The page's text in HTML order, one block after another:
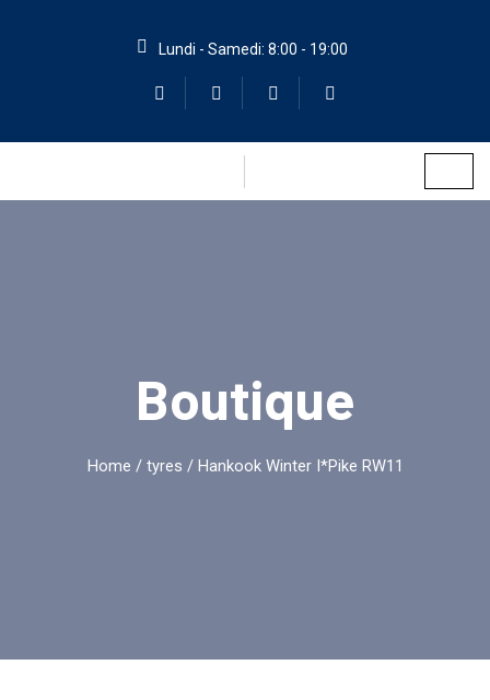
Lundi - Samedi: 8:00 - 19:00
Boutique
Home / tyres / Hankook Winter I*Pike RW11